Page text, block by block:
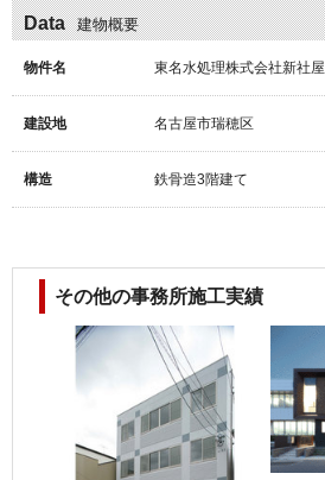
Data 建物概要
物件名 東名水処理株式会社新社屋
建設地 名古屋市瑞穂区
構造 鉄骨造3階建て
その他の事務所施工実績